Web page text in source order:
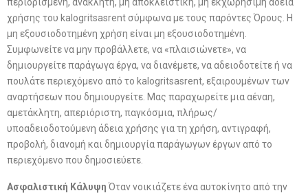
χρήσης του kalogritsasrent σύμφωνα με τους παρόντες Όρους. Η
μη εξουσιοδοτημένη χρήση είναι μη εξουσιοδοτημένη.
Συμφωνείτε να μην προβάλλετε, να «πλαισιώνετε», να
δημιουργείτε παράγωγα έργα, να διανέμετε, να αδειοδοτείτε ή να
πουλάτε περιεχόμενο από το kalogritsasrent, εξαιρουμένων των
αναρτήσεων που δημιουργείτε. Μας παραχωρείτε μια αέναη,
αμετάκλητη, απεριόριστη, παγκόσμια, πλήρως/
υποαδειοδοτούμενη άδεια χρήσης για τη χρήση, αντιγραφή,
προβολή, διανομή και δημιουργία παράγωγων έργων από το
περιεχόμενο που δημοσιεύετε.
Ασφαλιστική Κάλυψη Όταν νοικιάζετε ένα αυτοκίνητο από την